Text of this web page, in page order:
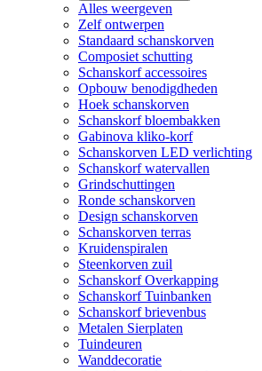
Alles weergeven
Zelf ontwerpen
Standaard schanskorven
Composiet schutting
Schanskorf accessoires
Opbouw benodigdheden
Hoek schanskorven
Schanskorf bloembakken
Gabinova kliko-korf
Schanskorven LED verlichting
Schanskorf watervallen
Grindschuttingen
Ronde schanskorven
Design schanskorven
Schanskorven terras
Kruidenspiralen
Steenkorven zuil
Schanskorf Overkapping
Schanskorf Tuinbanken
Schanskorf brievenbus
Metalen Sierplaten
Tuindeuren
Wanddecoratie